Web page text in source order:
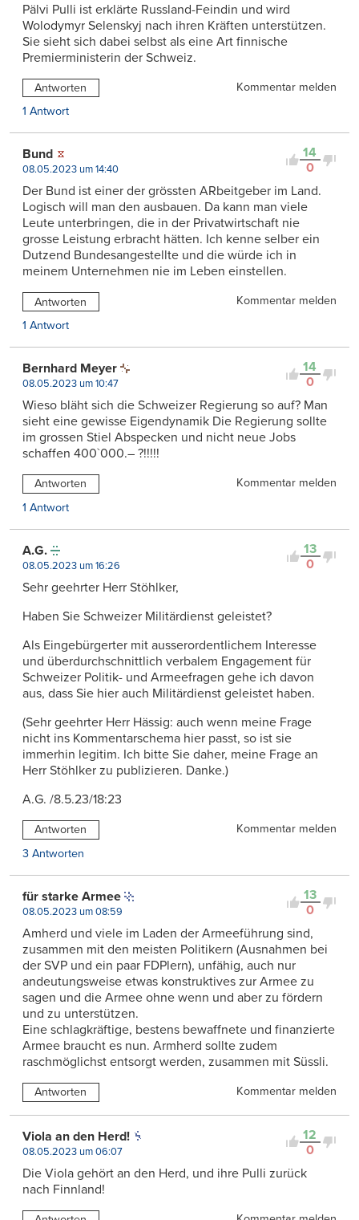
Pälvi Pulli ist erklärte Russland-Feindin und wird
Wolodymyr Selenskyj nach ihren Kräften unterstützen.
Sie sieht sich dabei selbst als eine Art finnische
Premierministerin der Schweiz.
Antworten
Kommentar melden
1 Antwort
14
0
Bund
08.05.2023 um 14:40
Der Bund ist einer der grössten ARbeitgeber im Land.
Logisch will man den ausbauen. Da kann man viele
Leute unterbringen, die in der Privatwirtschaft nie
grosse Leistung erbracht hätten. Ich kenne selber ein
Dutzend Bundesangestellte und die würde ich in
meinem Unternehmen nie im Leben einstellen.
Antworten
Kommentar melden
1 Antwort
14
0
Bernhard Meyer
08.05.2023 um 10:47
Wieso bläht sich die Schweizer Regierung so auf? Man
sieht eine gewisse Eigendynamik Die Regierung sollte
im grossen Stiel Abspecken und nicht neue Jobs
schaffen 400`000.– ?!!!!!
Antworten
Kommentar melden
1 Antwort
13
0
A.G.
08.05.2023 um 16:26
Sehr geehrter Herr Stöhlker,
Haben Sie Schweizer Militärdienst geleistet?
Als Eingebürgerter mit ausserordentlichem Interesse
und überdurchschnittlich verbalem Engagement für
Schweizer Politik- und Armeefragen gehe ich davon
aus, dass Sie hier auch Militärdienst geleistet haben.
(Sehr geehrter Herr Hässig: auch wenn meine Frage
nicht ins Kommentarschema hier passt, so ist sie
immerhin legitim. Ich bitte Sie daher, meine Frage an
Herr Stöhlker zu publizieren. Danke.)
A.G. /8.5.23/18:23
Antworten
Kommentar melden
3 Antworten
13
0
für starke Armee
08.05.2023 um 08:59
Amherd und viele im Laden der Armeeführung sind,
zusammen mit den meisten Politikern (Ausnahmen bei
der SVP und ein paar FDPlern), unfähig, auch nur
andeutungsweise etwas konstruktives zur Armee zu
sagen und die Armee ohne wenn und aber zu fördern
und zu unterstützen.
Eine schlagkräftige, bestens bewaffnete und finanzierte
Armee braucht es nun. Armherd sollte zudem
raschmöglichst entsorgt werden, zusammen mit Süssli.
Antworten Kommentar melden
12
0
Viola an den Herd!
08.05.2023 um 06:07
Die Viola gehört an den Herd, und ihre Pulli zurück
nach Finnland!